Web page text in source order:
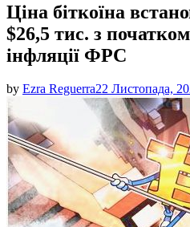
Ціна біткоїна
$26,5 тис. з
інфляції ФРС
by Ezra Reguerra22 Листопада,